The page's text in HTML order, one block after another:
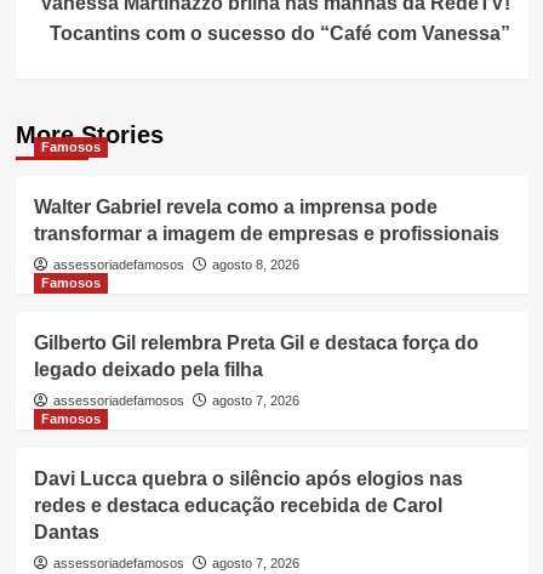
Tocantins com o sucesso do “Café com Vanessa”
More Stories
Famosos
Walter Gabriel revela como a imprensa pode
transformar a imagem de empresas e profissionais
assessoriadefamosos
agosto 8, 2026
Famosos
Gilberto Gil relembra Preta Gil e destaca força do
legado deixado pela filha
assessoriadefamosos
agosto 7, 2026
Famosos
Davi Lucca quebra o silêncio após elogios nas
redes e destaca educação recebida de Carol
Dantas
assessoriadefamosos agosto 7, 2026